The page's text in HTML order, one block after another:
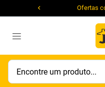
Ofertas
Encontre um produto...